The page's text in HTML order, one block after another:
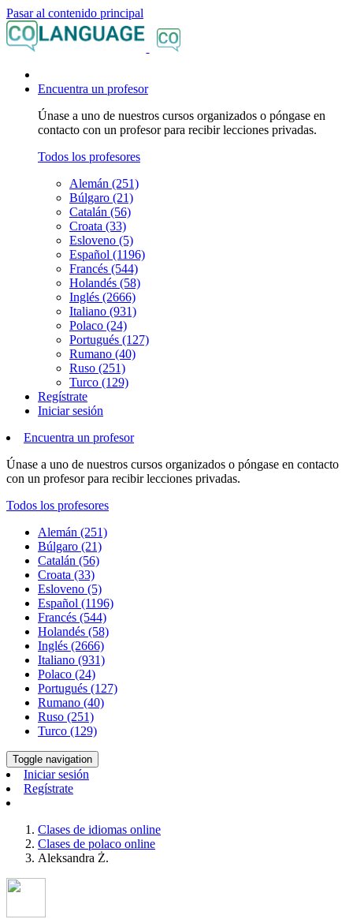
Pasar al contenido principal
Encuentra un profesor
Únase a uno de nuestros cursos organizados o póngase en
contacto con un profesor para recibir lecciones privadas.
Todos los profesores
Alemán (251)
Búlgaro (21)
Catalán (56)
Croata (33)
Esloveno (5)
Español (1196)
Francés (544)
Holandés (58)
Inglés (2666)
Italiano (931)
Polaco (24)
Portugués (127)
Rumano (40)
Ruso (251)
Turco (129)
Regístrate
Iniciar sesión
Encuentra un profesor
Únase a uno de nuestros cursos organizados o póngase en contacto
con un profesor para recibir lecciones privadas.
Todos los profesores
Alemán (251)
Búlgaro (21)
Catalán (56)
Croata (33)
Esloveno (5)
Español (1196)
Francés (544)
Holandés (58)
Inglés (2666)
Italiano (931)
Polaco (24)
Portugués (127)
Rumano (40)
Ruso (251)
Turco (129)
Toggle navigation
Iniciar sesión
Regístrate
Clases de idiomas online
Clases de polaco online
Aleksandra Ż.